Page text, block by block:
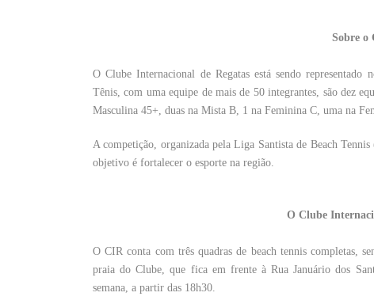
Sobre o
O Clube Internacional de Regatas está sendo representado
Tênis, com uma equipe de mais de 50 integrantes, são dez
Masculina 45+, duas na Mista B, 1 na Feminina C, uma na
A competição, organizada pela Liga Santista de Beach
objetivo é fortalecer o esporte na região.
O Clube
O CIR conta com três quadras de beach tennis completas,
praia do Clube, que fica em frente à Rua Januário dos
semana, a partir das 18h30.